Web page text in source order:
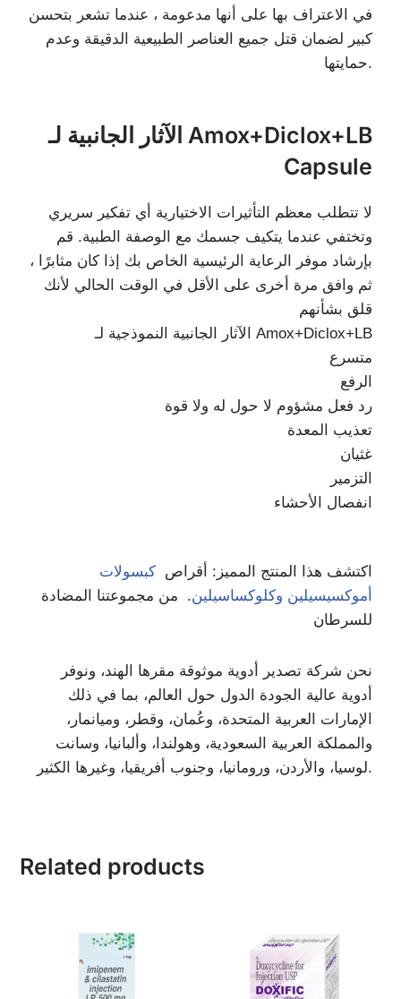
في الاعتراف بها على أنها مدعومة ، عندما تشعر بتحسن
كبير لضمان قتل جميع العناصر الطبيعية الدقيقة وعدم
حمايتها.
الآثار الجانبية لـ Amox+Diclox+LB
Capsule
لا تتطلب معظم التأثيرات الاختيارية أي تفكير سريري
وتختفي عندما يتكيف جسمك مع الوصفة الطبية. قم
بإرشاد موفر الرعاية الرئيسية الخاص بك إذا كان مثابرًا ،
ثم وافق مرة أخرى على الأقل في الوقت الحالي لأنك
قلق بشأنهم
الآثار الجانبية النموذجية لـ Amox+Diclox+LB
متسرع
الرفع
رد فعل مشؤوم لا حول له ولا قوة
تعذيب المعدة
غثيان
التزمير
انفصال الأحشاء
اكتشف هذا المنتج المميز: أقراص كبسولات
أموكسيسيلين وكلوكساسيلين. من مجموعتنا المضادة
للسرطان
نحن شركة تصدير أدوية موثوقة مقرها الهند، ونوفر
أدوية عالية الجودة الدول حول العالم، بما في ذلك
الإمارات العربية المتحدة، وعُمان، وقطر، وميانمار،
والمملكة العربية السعودية، وهولندا، وألبانيا، وسانت
لوسيا، والأردن، ورومانيا، وجنوب أفريقيا، وغيرها الكثير.
Related products